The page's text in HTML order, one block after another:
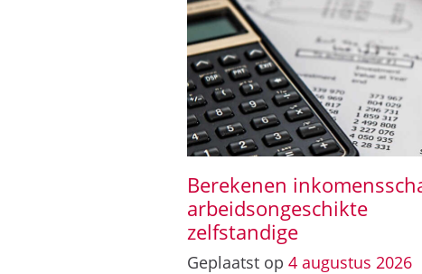
Berekenen
arbeidsongeschikte
zelfstandige
Geplaatst op 4 augustus 2026